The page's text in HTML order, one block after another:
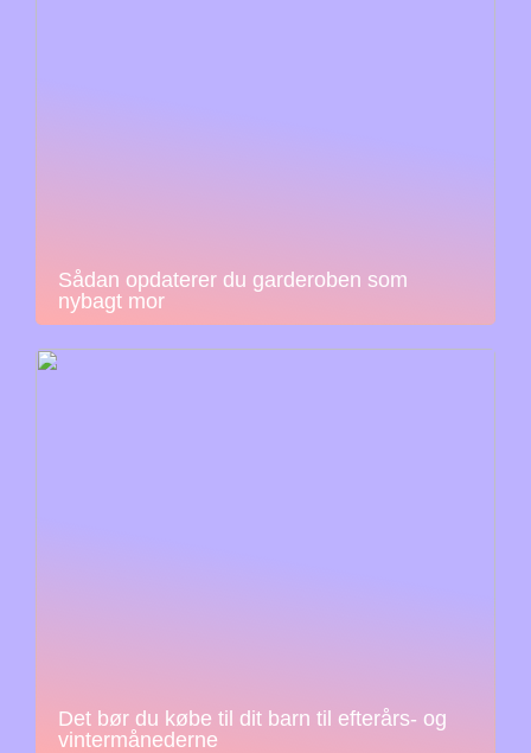
Sådan opdaterer du garderoben som
nybagt mor
Det bør du købe til dit barn til efterårs- og
vintermånederne